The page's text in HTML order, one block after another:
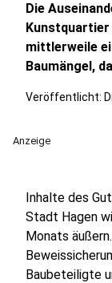
Die
mittlerweile
Baumängel,
Veröffentlicht:
Anzeige
Inhalte des
Stadt Hagen
Monats
Baubeteiligte